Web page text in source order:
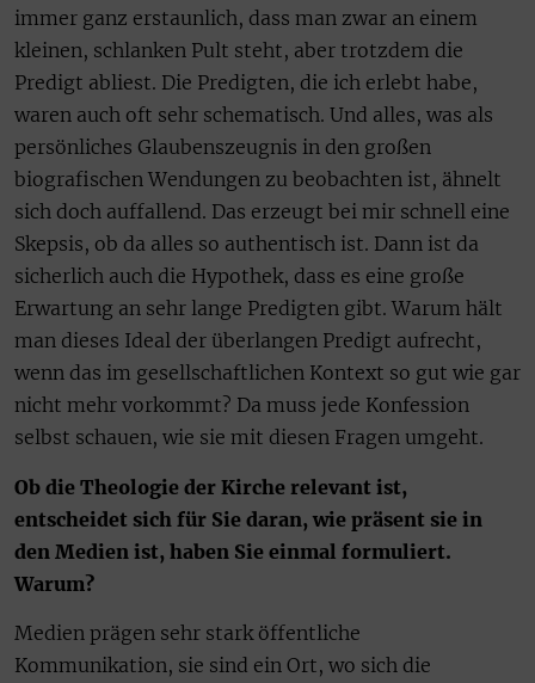
immer ganz erstaunlich, dass man zwar an einem
kleinen, schlanken Pult steht, aber trotzdem die
Predigt abliest. Die Predigten, die ich erlebt habe,
waren auch oft sehr schematisch. Und alles, was als
persönliches Glaubenszeugnis in den großen
biografischen Wendungen zu beobachten ist, ähnelt
sich doch auffallend. Das erzeugt bei mir schnell eine
Skepsis, ob da alles so authentisch ist. Dann ist da
sicherlich auch die Hypothek, dass es eine große
Erwartung an sehr lange Predigten gibt. Warum hält
man dieses Ideal der überlangen Predigt aufrecht,
wenn das im gesellschaftlichen Kontext so gut wie gar
nicht mehr vorkommt? Da muss jede Konfession
selbst schauen, wie sie mit diesen Fragen umgeht.
Ob die Theologie der Kirche relevant ist,
entscheidet sich für Sie daran, wie präsent sie in
den Medien ist, haben Sie einmal formuliert.
Warum?
Medien prägen sehr stark öffentliche
Kommunikation, sie sind ein Ort, wo sich die